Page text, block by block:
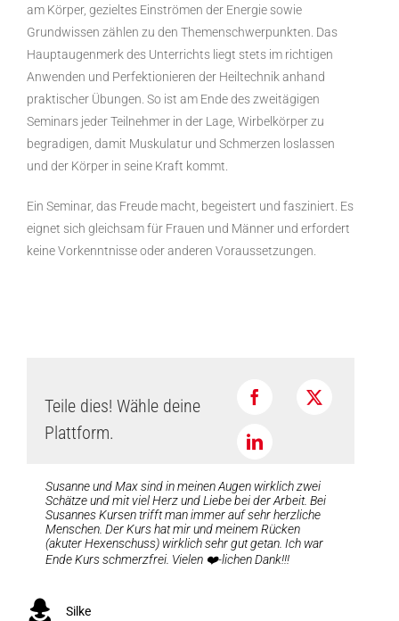
am Körper, gezieltes Einströmen der Energie sowie
Grundwissen zählen zu den Themenschwerpunkten. Das
Hauptaugenmerk des Unterrichts liegt stets im richtigen
Anwenden und Perfektionieren der Heiltechnik anhand
praktischer Übungen. So ist am Ende des zweitägigen
Seminars jeder Teilnehmer in der Lage, Wirbelkörper zu
begradigen, damit Muskulatur und Schmerzen loslassen
und der Körper in seine Kraft kommt.
Ein Seminar, das Freude macht, begeistert und fasziniert. Es
eignet sich gleichsam für Frauen und Männer und erfordert
keine Vorkenntnisse oder anderen Voraussetzungen.
Teile dies! Wähle deine
Plattform.
Susanne und Max sind in meinen Augen wirklich zwei
Schätze und mit viel Herz und Liebe bei der Arbeit. Bei
Susannes Kursen trifft man immer auf sehr herzliche
Menschen. Der Kurs hat mir und meinem Rücken
(akuter Hexenschuss) wirklich sehr gut getan. Ich war
Ende Kurs schmerzfrei. Vielen ❤️-lichen Dank!!!
Silke
Es ist immer wieder faszinierend was alles geht und
was man erlebt. Ich kann es nur weiter empfehlen vielen
lieben Dank Susanne. Liebe Grüße Simone
Simone
Sehr spannendes Seminar mit vielen neuen Leuten. Ist
eine super Erfahrung.
Gottfried
Vielen Dank, es war ein wundervolles Seminar. Zwei
spannende Tage mit ganz viel Herz, Freude und
Heilung.